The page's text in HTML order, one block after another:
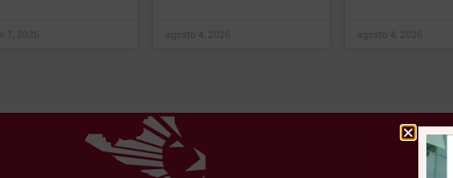
7, 2026 agosto 4, 2026 agosto 4, 2026